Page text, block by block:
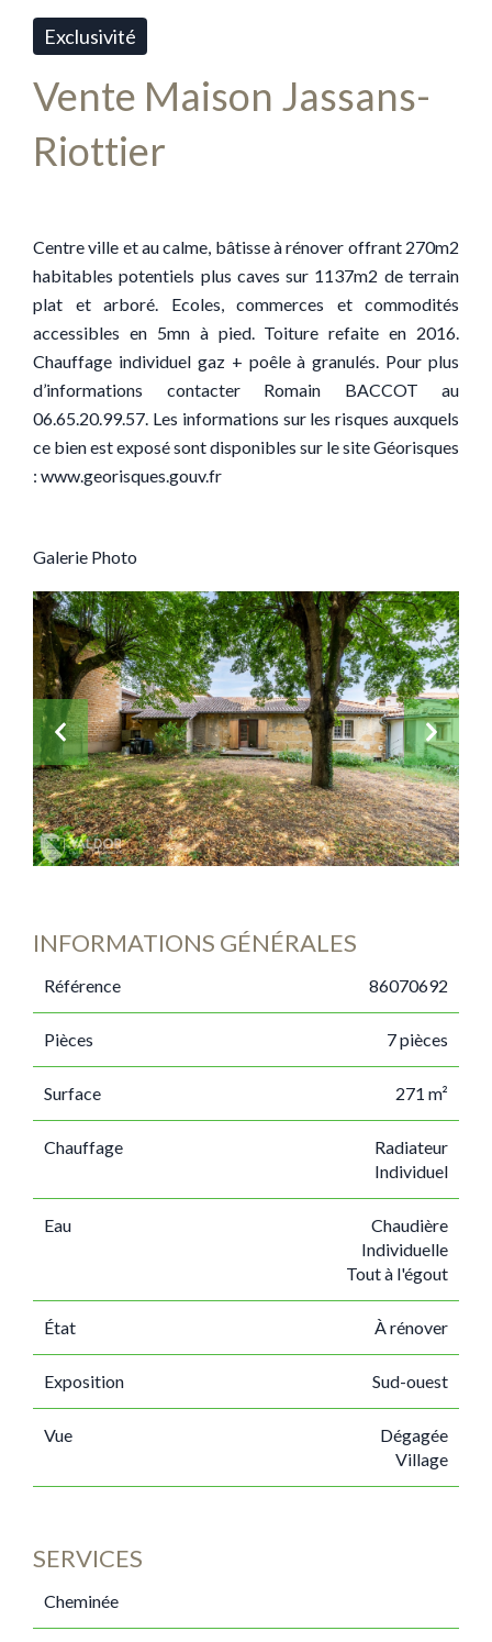
Exclusivité
Vente Maison Jassans-
Riottier
Centre ville et au calme, bâtisse à rénover offrant 270m2
habitables potentiels plus caves sur 1137m2 de terrain
plat et arboré. Ecoles, commerces et commodités
accessibles en 5mn à pied. Toiture refaite en 2016.
Chauffage individuel gaz + poêle à granulés. Pour plus
d’informations contacter Romain BACCOT au
06.65.20.99.57. Les informations sur les risques auxquels
ce bien est exposé sont disponibles sur le site Géorisques
: www.georisques.gouv.fr
Galerie Photo
INFORMATIONS GÉNÉRALES
Référence 86070692
Pièces 7 pièces
Surface 271 m²
Chauffage
Radiateur
Individuel
Eau
Chaudière
Individuelle
Tout à l'égout
État À rénover
Exposition Sud-ouest
Vue
Dégagée
Village
SERVICES
Cheminée